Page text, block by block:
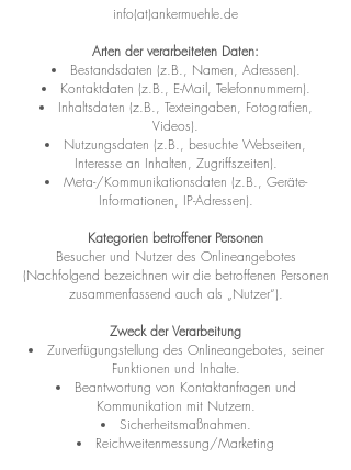
info(at)ankermuehle.de
Arten der verarbeiteten Daten:
Bestandsdaten (z.B., Namen, Adressen).
Kontaktdaten (z.B., E-Mail, Telefonnummern).
Inhaltsdaten (z.B., Texteingaben, Fotografien,
Videos).
Nutzungsdaten (z.B., besuchte Webseiten,
Interesse an Inhalten, Zugriffszeiten).
Meta-/Kommunikationsdaten (z.B., Geräte-
Informationen, IP-Adressen).
Kategorien betroffener Personen
Besucher und Nutzer des Onlineangebotes
(Nachfolgend bezeichnen wir die betroffenen Personen
zusammenfassend auch als „Nutzer“).
Zweck der Verarbeitung
Zurverfügungstellung des Onlineangebotes, seiner
Funktionen und Inhalte.
Beantwortung von Kontaktanfragen und
Kommunikation mit Nutzern.
Sicherheitsmaßnahmen.
Reichweitenmessung/Marketing